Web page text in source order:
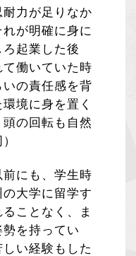
力が足りなか
が明確に身に
起業した後
働いていた時
の責任感を背
境に身を置く
の回転も自然
にも、学生時
大学に留学す
ことなく、ま
を持ってい
い経験もした